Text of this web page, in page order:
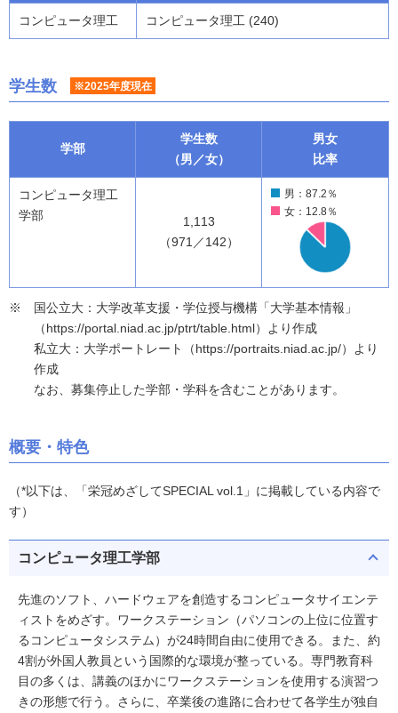
コンピュータ理工 コンピュータ理工 (240)
学生数 ※2025年度現在
学部
学生数
（男／女）
男女
比率
コンピュータ理工
学部
1,113
（971／142）
男：87.2％
女：12.8％
国公立大：大学改革支援・学位授与機構「大学基本情報」
（https://portal.niad.ac.jp/ptrt/table.html）より作成
私立大：大学ポートレート（https://portraits.niad.ac.jp/）より
作成
なお、募集停止した学部・学科を含むことがあります。
概要・特色
（*以下は、「栄冠めざしてSPECIAL vol.1」に掲載している内容で
す）
コンピュータ理工学部
先進のソフト、ハードウェアを創造するコンピュータサイエンテ
ィストをめざす。ワークステーション（パソコンの上位に位置す
るコンピュータシステム）が24時間自由に使用できる。また、約
4割が外国人教員という国際的な環境が整っている。専門教育科
目の多くは、講義のほかにワークステーションを使用する演習つ
きの形態で行う。さらに、卒業後の進路に合わせて各学生が独自